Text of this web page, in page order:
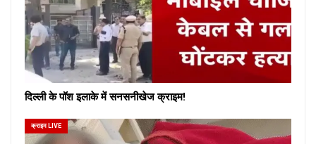
दिल्ली के पॉश इलाके में सनसनीखेज क्राइम!
क्राइम LIVE